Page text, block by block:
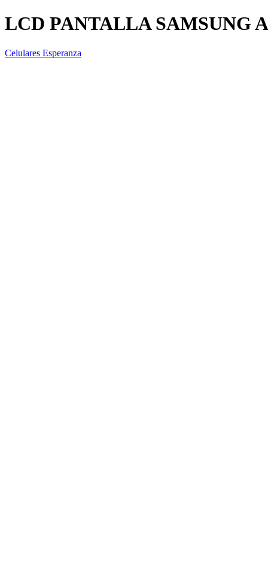
LCD PANTALLA SAMSUNG
Celulares Esperanza